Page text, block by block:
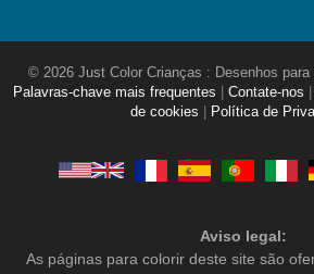
© 2026 Just Color Crianças : Desenhos para
Palavras-chave mais frequentes
Contate-nos
de cookies
Política de
Aviso legal:
As páginas para colorir deste site são